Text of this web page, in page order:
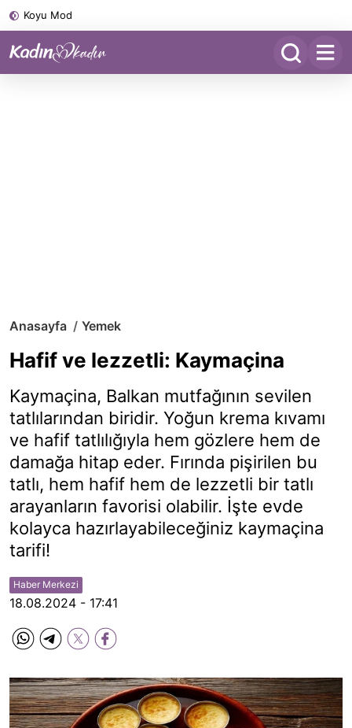
Koyu Mod
Anasayfa Yemek
Hafif ve lezzetli: Kaymaçina
Kaymaçina, Balkan mutfağının sevilen
tatlılarından biridir. Yoğun krema kıvamı
ve hafif tatlılığıyla hem gözlere hem de
damağa hitap eder. Fırında pişirilen bu
tatlı, hem hafif hem de lezzetli bir tatlı
arayanların favorisi olabilir. İşte evde
kolayca hazırlayabileceğiniz kaymaçina
tarifi!
Haber Merkezi
18.08.2024 - 17:41